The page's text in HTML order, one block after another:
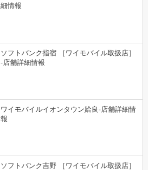
細情報
ソフトバンク指宿 ［ワイモバイル取扱店］
-店舗詳細情報
ワイモバイルイオンタウン姶良-店舗詳細情
報
ソフトバンク吉野 ［ワイモバイル取扱店］